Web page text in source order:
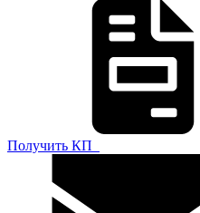
Получить КП